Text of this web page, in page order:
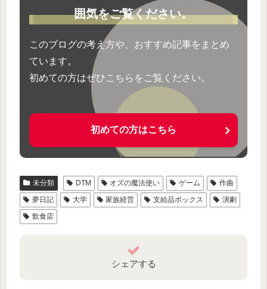
囲気をご覧ください。
このブログの考え方や、おすすめ記事をまとめ
ています。
初めての方はぜひこちらをご覧ください。
初めての方はこちら
未分類 DTM オズの魔法使い ゲーム
作曲
夢日記
大学 家族経営 支給品ボックス
演劇
飲食店
シェアする